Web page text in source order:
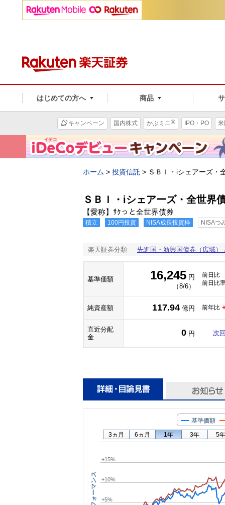
はじめての方へ 商品
キャンペーン 国内株式 かぶミニ® IPO・PO
ホーム > 投資信託 > ＳＢＩ・iシェアーズ・
ＳＢＩ・iシェアーズ・全世界
【愛称】ｻｸっと全世界債券
積立 100円投資 NISA成長投資枠 NISAつ
楽天証券分類 先進国・新興国債券（広域）
基準価額 16,245 円
（8/6）
前日比
前日比
純資産額 117.94 億円 前年比
直近分配
金
0 円 次
パフォーマンス
基準価額
+5%
+10%
+15%
3ヵ月 6ヵ月 1年 3年 5年